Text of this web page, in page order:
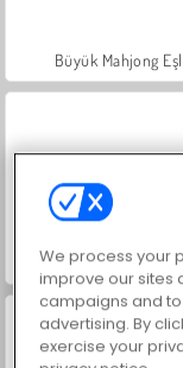
Büyük Mahjong
Masha and the Bear:
We process your
improve our sites
campaigns and
advertising. By
exercise your